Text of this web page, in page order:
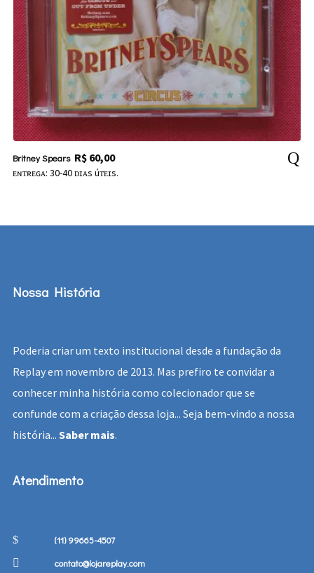
Britney Spears R$60,00
ᴇɴᴛʀᴇɢᴀ: 30-40 ᴅɪᴀs úᴛᴇɪs.
Nossa História
Poderia criar um texto institucional desde a fundação da
Replay em novembro de 2013. Mas prefiro te convidar a
conhecer minha história como colecionador que se
confunde com a criação dessa loja... Seja bem-vindo a nossa
história... Saber mais.
Atendimento
(11) 99665-4507
contato@lojareplay.com